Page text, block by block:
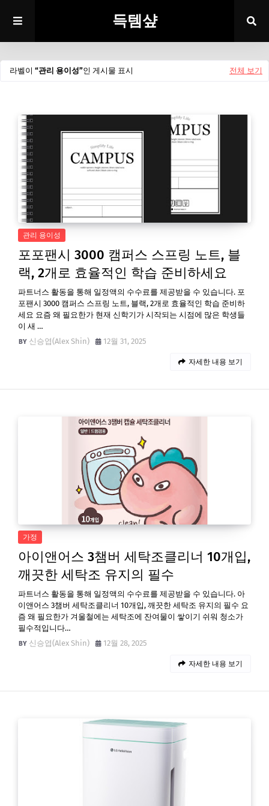
득템샾
라벨이 관리 용이성 인 게시물 표시 전체 보기
관리 용이성
포포팬시 3000 캠퍼스 스프링 노트, 블
랙, 2개로 효율적인 학습 준비하세요
파트너스 활동을 통해 일정액의 수수료를 제공받을 수 있습니다. 포
포팬시 3000 캠퍼스 스프링 노트, 블랙, 2개로 효율적인 학습 준비하
세요 요즘 왜 필요한가 현재 신학기가 시작되는 시점에 많은 학생들
이 새 …
신승엽(Alex Shin)
12월 31, 2025
자세한 내용 보기
가정
아이앤어스 3챔버 세탁조클리너 10개입,
깨끗한 세탁조 유지의 필수
파트너스 활동을 통해 일정액의 수수료를 제공받을 수 있습니다. 아
이앤어스 3챔버 세탁조클리너 10개입, 깨끗한 세탁조 유지의 필수 요
즘 왜 필요한가 겨울철에는 세탁조에 잔여물이 쌓이기 쉬워 청소가
필수적입니다…
신승엽(Alex Shin)
12월 28, 2025
자세한 내용 보기